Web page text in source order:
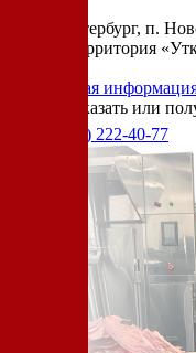
Санкт-Петербург, п.
частная территория
Справочная
Хотите заказать или
+7(905) 222-40-77